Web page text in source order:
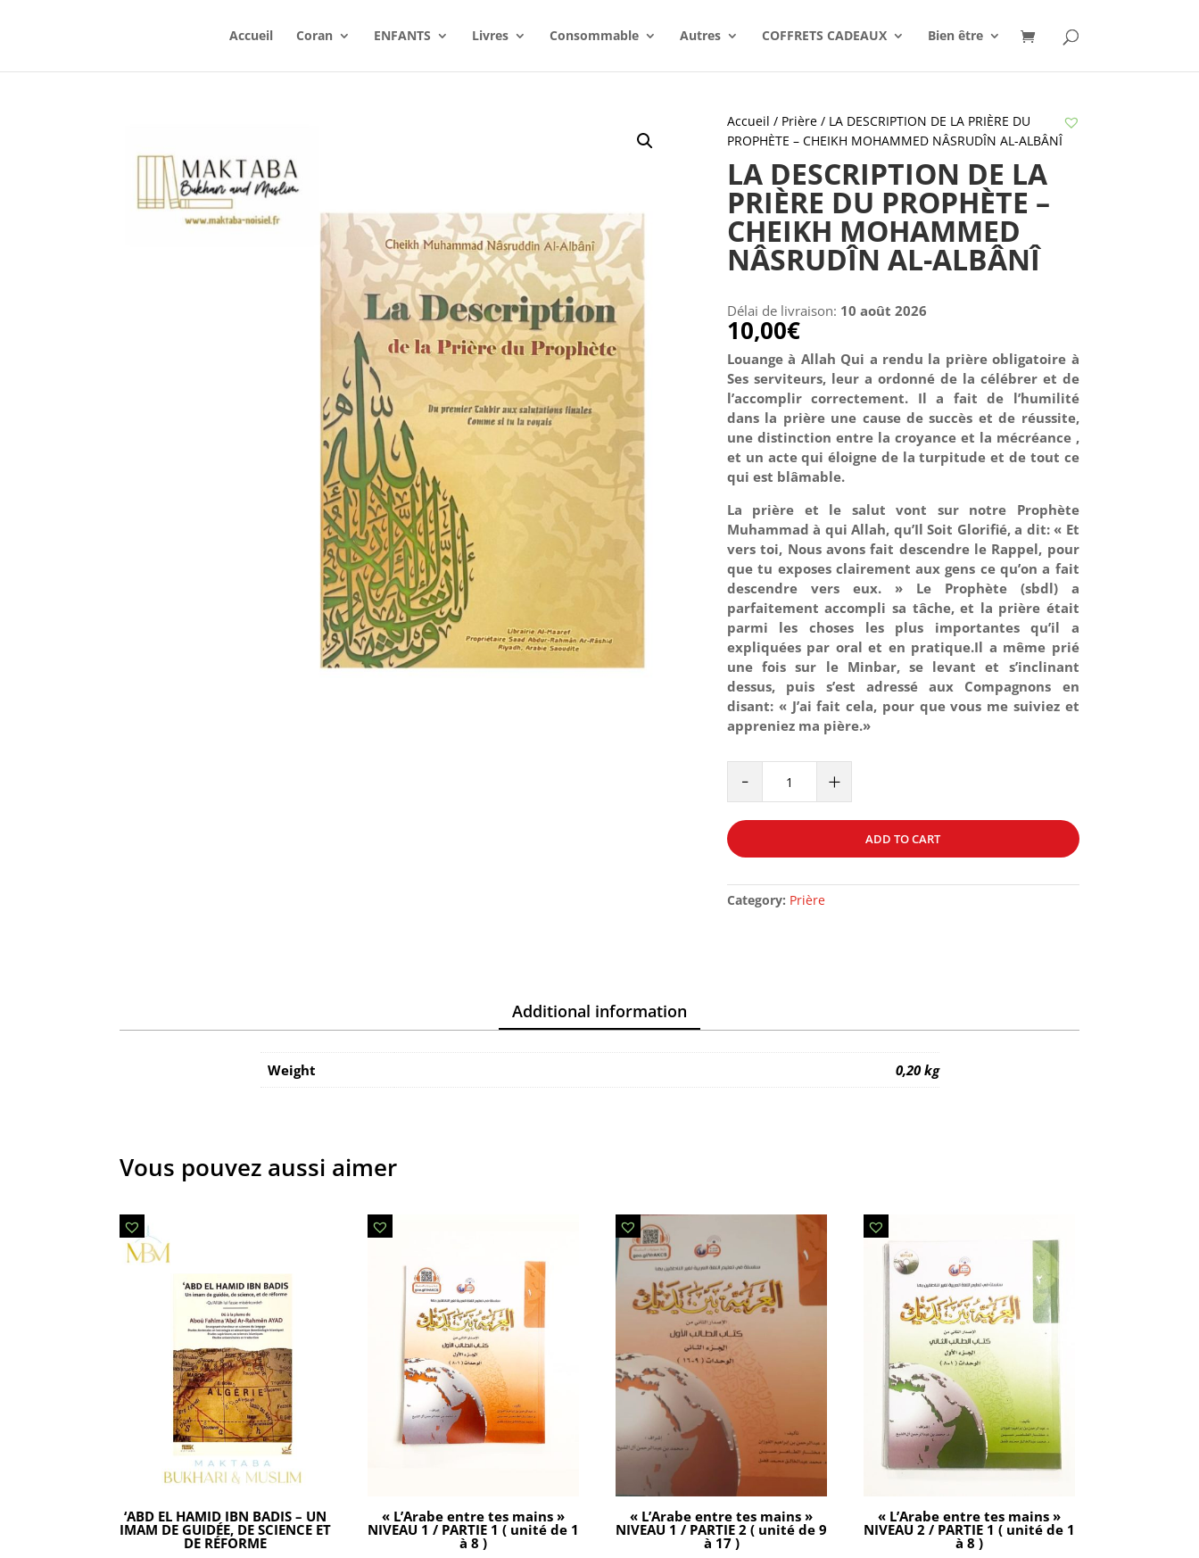
Accueil Coran ENFANTS Livres Consommable Autres COFFRETS CADEAUX Bien être
Accueil / Prière/ LA DESCRIPTION DE LA PRIÈRE DU
PROPHÈTE – CHEIKH MOHAMMED NÂSRUDÎN AL-ALBÂNÎ
LA DESCRIPTION DE LA
PRIÈRE DU PROPHÈTE –
CHEIKH MOHAMMED
NÂSRUDÎN AL-ALBÂNÎ
Délai de livraison: 10 août 2026
10,00€
Louange à Allah Qui a rendu la prière obligatoire à
Ses serviteurs, leur a ordonné de la célébrer et de
l’accomplir correctement. Il a fait de l’humilité
dans la prière une cause de succès et de réussite,
une distinction entre la croyance et la mécréance ,
et un acte qui éloigne de la turpitude et de tout ce
qui est blâmable.
La prière et le salut vont sur notre Prophète
Muhammad à qui Allah, qu’Il Soit Glorifié, a dit: « Et
vers toi, Nous avons fait descendre le Rappel, pour
que tu exposes clairement aux gens ce qu’on a fait
descendre vers eux. » Le Prophète (sbdl) a
parfaitement accompli sa tâche, et la prière était
parmi les choses les plus importantes qu’il a
expliquées par oral et en pratique.Il a même prié
une fois sur le Minbar, se levant et s’inclinant
dessus, puis s’est adressé aux Compagnons en
disant: « J’ai fait cela, pour que vous me suiviez et
appreniez ma pière.»
-
DESCRIPTION
LA
PRIÈRE
PROPHÈTE
-
quantity
+
ADD TO CART
Category: Prière
Additional information
Weight 0,20 kg
Vous pouvez aussi aimer
‘ABD EL HAMID IBN BADIS – UN
IMAM DE GUIDÉE, DE SCIENCE ET
DE RÉFORME
« L’Arabe entre tes mains »
NIVEAU 1 / PARTIE 1 ( unité de 1
à 8 )
« L’Arabe entre tes mains »
NIVEAU 1 / PARTIE 2 ( unité de 9
à 17 )
« L’Arabe entre tes mains »
NIVEAU 2 / PARTIE 1 ( unité de 1
à 8 )